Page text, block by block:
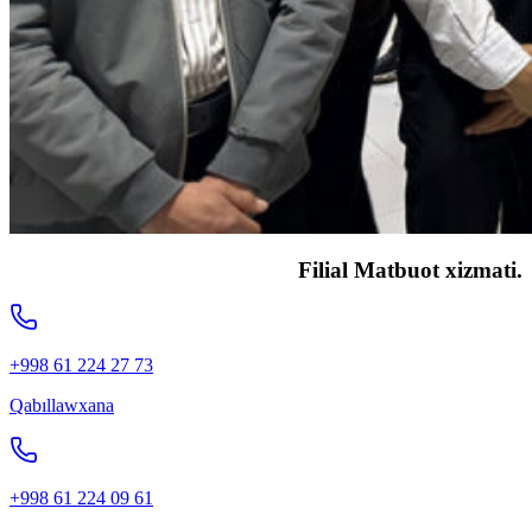
Filial Matbuot xizmati.
+998 61 224 27 73
Qabıllawxana
+998 61 224 09 61